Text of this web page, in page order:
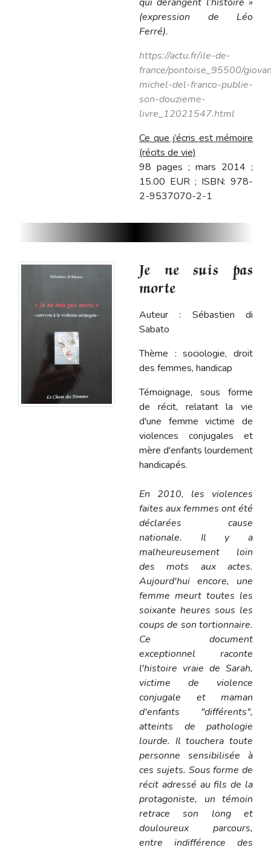
(expression de Léo
Ferré).
https://actu.fr/ile-de-
france/pontoise_95500/
michel-del-franco-publie-
son-douzieme-
livre_12021547.html
Ce que j’écris est mémoire
(récits de vie)
98 pages ; mars 2014 ;
15.00 EUR ; ISBN: 978-
2-9537070-2-1
Je ne suis pas
morte
Auteur : Sébastien di
Sabato
Thème : sociologie, droit
des femmes, handicap
Témoignage, sous forme
de récit, relatant la vie
d'une femme victime de
violences conjugales et
mère d'enfants lourdement
handicapés.
En 2010, les violences
faites aux femmes ont été
déclarées cause
nationale. Il y a
malheureusement loin
des mots aux actes.
Aujourd'hui encore, une
femme meurt toutes les
soixante heures sous les
coups de son tortionnaire.
Ce document
exceptionnel raconte
l'histoire vraie de Sarah,
victime de violence
conjugale et maman
d'enfants "différents",
atteints de pathologie
lourde. Il touchera toute
personne sensibilisée à
ces sujets. Sous forme de
récit adressé au fils de la
protagoniste, un témoin
retrace son long et
douloureux parcours,
entre indifférence des